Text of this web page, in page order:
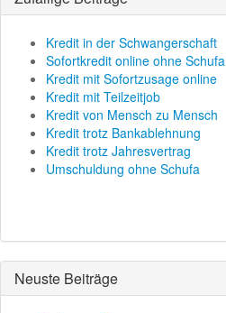
Kredit in der Schwangerschaft
Sofortkredit online ohne Schufa
Kredit mit Sofortzusage online
Kredit mit Teilzeitjob
Kredit von Mensch zu Mensch
Kredit trotz Bankablehnung
Kredit trotz Jahresvertrag
Umschuldung ohne Schufa
Neuste Beiträge